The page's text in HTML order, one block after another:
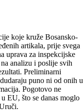
koje kruže Bosansko-
artikala, prije svega
uprava za inspekcijske
analizu i poslije svih
Preliminarni
puno ni od onih u